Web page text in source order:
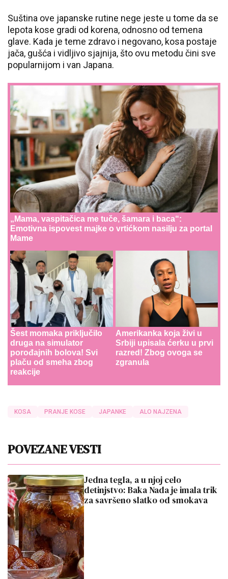
Suština ove japanske rutine nege jeste u tome da se
lepota kose gradi od korena, odnosno od temena
glave. Kada je teme zdravo i negovano, kosa postaje
jača, gušća i vidljivo sjajnija, što ovu metodu čini sve
popularnijom i van Japana.
„Mama, vaspitačica me tuče, šamara i baca“:
Emotivna ispovest majke o vrtićkom nasilju za portal
Mame
Šest momaka priključilo
druga na simulator
porođajnih bolova! Svi
plaču od smeha zbog
reakcije
Amerikanka koja živi u
Srbiji upisala ćerku u prvi
razred! Zbog ovoga se
zgranula
KOSA PRANJE KOSE JAPANKE ALO NAJZENA
POVEZANE VESTI
Jedna tegla, a u njoj celo
detinjstvo: Baka Nada je imala trik
za savršeno slatko od smokava